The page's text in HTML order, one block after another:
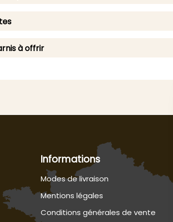
à offrir
Informations
Modes de livraison
Mentions légales
Conditions générales de vente